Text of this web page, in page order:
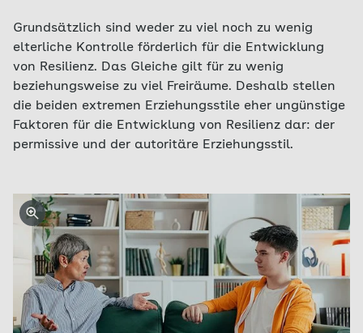
Grundsätzlich sind weder zu viel noch zu wenig
elterliche Kontrolle förderlich für die Entwicklung
von Resilienz. Das Gleiche gilt für zu wenig
beziehungsweise zu viel Freiräume. Deshalb stellen
die beiden extremen Erziehungsstile eher ungünstige
Faktoren für die Entwicklung von Resilienz dar: der
permissive und der autoritäre Erziehungsstil.